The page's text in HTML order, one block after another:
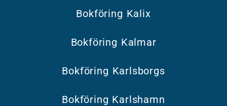
Bokföring Kalix
Bokföring Kalmar
Bokföring Karlsborgs
Bokföring Karlshamn